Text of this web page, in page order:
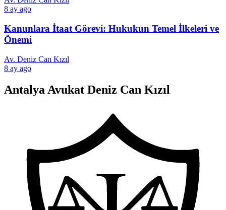
8 ay ago
Kanunlara İtaat Görevi: Hukukun Temel İlkeleri ve
Önemi
Av. Deniz Can Kızıl
8 ay ago
Antalya Avukat Deniz Can Kızıl